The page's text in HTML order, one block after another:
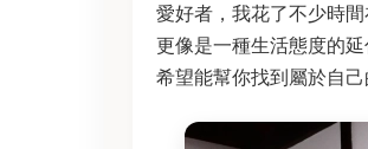
愛好者，我花了不少時
更像是一種生活態度的
希望能幫你找到屬於自己